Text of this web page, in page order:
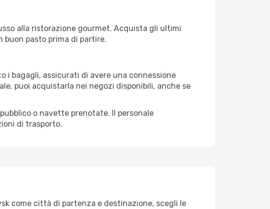
alla ristorazione gourmet. Acquista gli ultimi
buon pasto prima di partire.
i bagagli, assicurati di avere una connessione
puoi acquistarla nei negozi disponibili, anche se
o navette prenotate. Il personale
di trasporto.
come città di partenza e destinazione, scegli le